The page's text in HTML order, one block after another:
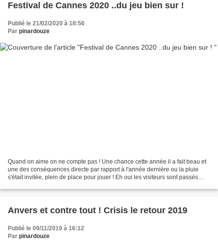
Festival de Cannes 2020 ..du jeu bien sur !
Publié le 21/02/2020 à 18:56
Par pinardouze
Quand on aime on ne compte pas ! Une chance cette année il a fait beau et
une des conséquences directe par rapport à l'année dernière ou la pluie
s'était invitée, plein de place pour jouer ! Eh oui les visiteurs sont passés
Anvers et contre tout ! Crisis le retour 2019
Publié le 09/11/2019 à 16:12
Par pinardouze